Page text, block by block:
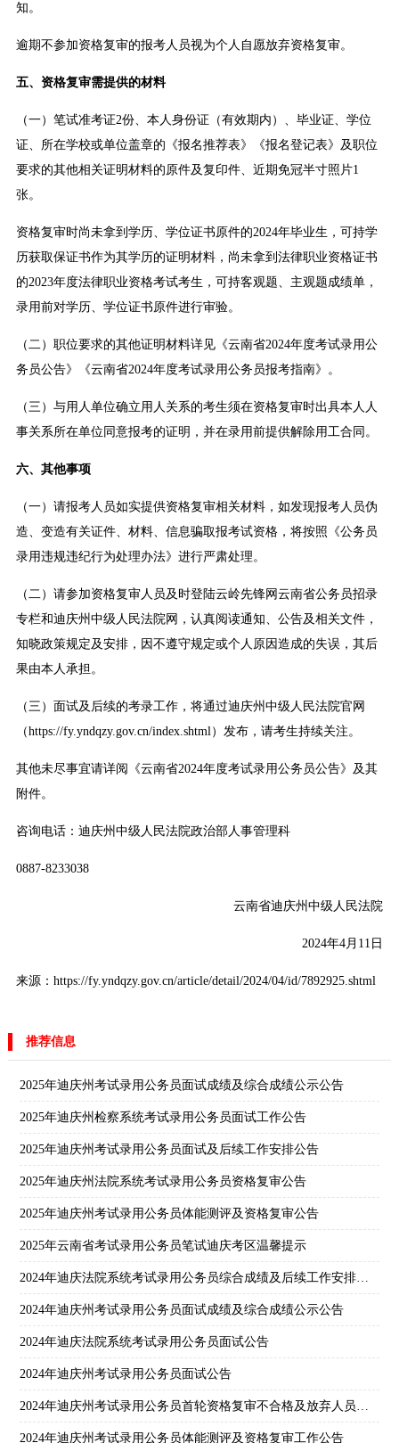
知。
逾期不参加资格复审的报考人员视为个人自愿放弃资格复审。
五、资格复审需提供的材料
（一）笔试准考证2份、本人身份证（有效期内）、毕业证、学位
证、所在学校或单位盖章的《报名推荐表》《报名登记表》及职位
要求的其他相关证明材料的原件及复印件、近期免冠半寸照片1
张。
资格复审时尚未拿到学历、学位证书原件的2024年毕业生，可持学
历获取保证书作为其学历的证明材料，尚未拿到法律职业资格证书
的2023年度法律职业资格考试考生，可持客观题、主观题成绩单，
录用前对学历、学位证书原件进行审验。
（二）职位要求的其他证明材料详见《云南省2024年度考试录用公
务员公告》《云南省2024年度考试录用公务员报考指南》。
（三）与用人单位确立用人关系的考生须在资格复审时出具本人人
事关系所在单位同意报考的证明，并在录用前提供解除用工合同。
六、其他事项
（一）请报考人员如实提供资格复审相关材料，如发现报考人员伪
造、变造有关证件、材料、信息骗取报考试资格，将按照《公务员
录用违规违纪行为处理办法》进行严肃处理。
（二）请参加资格复审人员及时登陆云岭先锋网云南省公务员招录
专栏和迪庆州中级人民法院网，认真阅读通知、公告及相关文件，
知晓政策规定及安排，因不遵守规定或个人原因造成的失误，其后
果由本人承担。
（三）面试及后续的考录工作，将通过迪庆州中级人民法院官网
（https://fy.yndqzy.gov.cn/index.shtml）发布，请考生持续关注。
其他未尽事宜请详阅《云南省2024年度考试录用公务员公告》及其
附件。
咨询电话：迪庆州中级人民法院政治部人事管理科
0887-8233038
云南省迪庆州中级人民法院
2024年4月11日
来源：https://fy.yndqzy.gov.cn/article/detail/2024/04/id/7892925.shtml
推荐信息
2025年迪庆州考试录用公务员面试成绩及综合成绩公示公告
2025年迪庆州检察系统考试录用公务员面试工作公告
2025年迪庆州考试录用公务员面试及后续工作安排公告
2025年迪庆州法院系统考试录用公务员资格复审公告
2025年迪庆州考试录用公务员体能测评及资格复审公告
2025年云南省考试录用公务员笔试迪庆考区温馨提示
2024年迪庆法院系统考试录用公务员综合成绩及后续工作安排公告
2024年迪庆州考试录用公务员面试成绩及综合成绩公示公告
2024年迪庆法院系统考试录用公务员面试公告
2024年迪庆州考试录用公务员面试公告
2024年迪庆州考试录用公务员首轮资格复审不合格及放弃人员和第一批递补人员公示公告
2024年迪庆州考试录用公务员体能测评及资格复审工作公告